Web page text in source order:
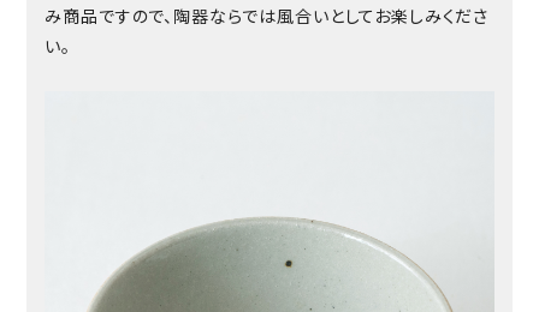
み商品ですので、陶器ならでは風合いとしてお楽しみくださ
い。